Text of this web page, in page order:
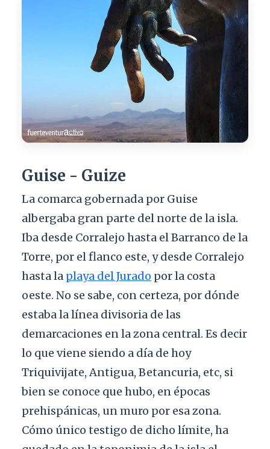
Guise - Guize
La comarca gobernada por Guise
albergaba gran parte del norte de la isla.
Iba desde Corralejo hasta el Barranco de la
Torre, por el flanco este, y desde Corralejo
hasta la playa del Jurado por la costa
oeste. No se sabe, con certeza, por dónde
estaba la línea divisoria de las
demarcaciones en la zona central. Es decir
lo que viene siendo a día de hoy
Triquivijate, Antigua, Betancuria, etc, si
bien se conoce que hubo, en épocas
prehispánicas, un muro por esa zona.
Cómo único testigo de dicho límite, ha